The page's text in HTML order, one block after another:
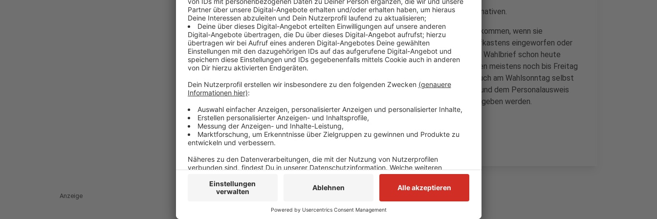
Wer die Frist verpasst, hat in unseren Städten aber mehrere Alternativen.
Die Deutsche Post hat garantiert, dass Wahlbriefe rechtzeitig ankommen, wenn sie
spätestens Donnerstag (20.02.) vor der letzten Leerung des Briefkastens eingeworfen oder
bei der Post abgegeben werden. Wer sicher gehen will, sollte den Wahlbrief schon heute
abschicken. Alternativ haben die Briefwahlbüros in unseren Städten meistens noch bis Freitag
geöffnet - hier kann die Stimme direkt abgegeben werden. Und auch am Wahlsonntag selbst
geht das noch: Mit dem Wahlschein aus den Briefwahlunterlagen und dem Personalausweis
kann die Stimme auch wie sonst üblich im eigenen Wahllokal abgegeben werden.
Anzeige
Anzeige